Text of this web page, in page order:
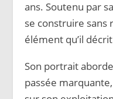
ans. Soutenu par
se construire sans
élément qu’il
Son portrait
passée